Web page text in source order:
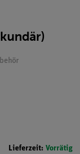
Lieferzeit: Vorrätig